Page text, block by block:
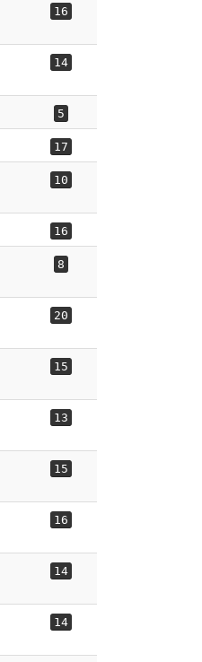
16
14
5
17
10
16
8
20
15
13
15
16
14
14